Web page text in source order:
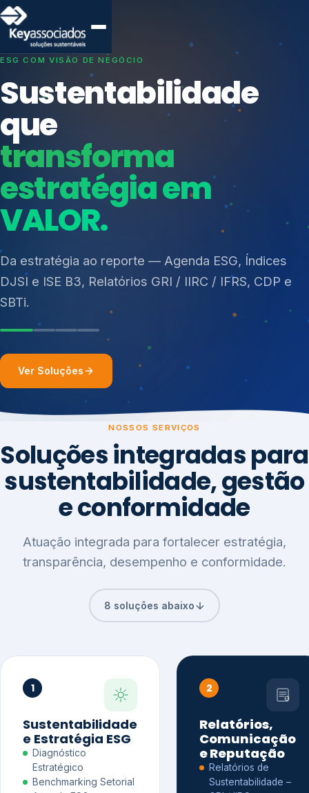
SISTEMAS DE GESTÃO OTIMIZADOS E INTEGRADOS
Conformidade que
protege seu
negócio.
Consultoria, auditoria e treinamentos em ISO 27001,
ISO 27701, ISO 42001, ISO 37001, ISO 9001, ISO
resíduos sólidos (PGRS/PMGRS).
Índices de Mercado
Mudanças Climáticas
Reputação e Cadeia
Reporte Regulatório
Ver Soluções
NOSSOS SERVIÇOS
Soluções integradas para
sustentabilidade, gestão
e conformidade
Atuação integrada para fortalecer estratégia,
transparência, desempenho e conformidade.
8 soluções abaixo
1
Sustentabilidade
e Estratégia ESG
Diagnóstico
Estratégico
Benchmarking Setorial
2
Relatórios,
Comunicação
e Reputação
Relatórios de
Sustentabilidade –